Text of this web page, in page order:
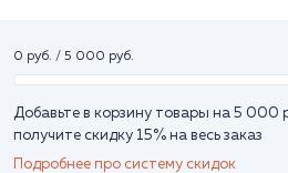
0 руб. / 5 000 руб.
Добавьте в корзину товары на 5 000
получите скидку 15% на весь заказ
Подробнее про систему скидок